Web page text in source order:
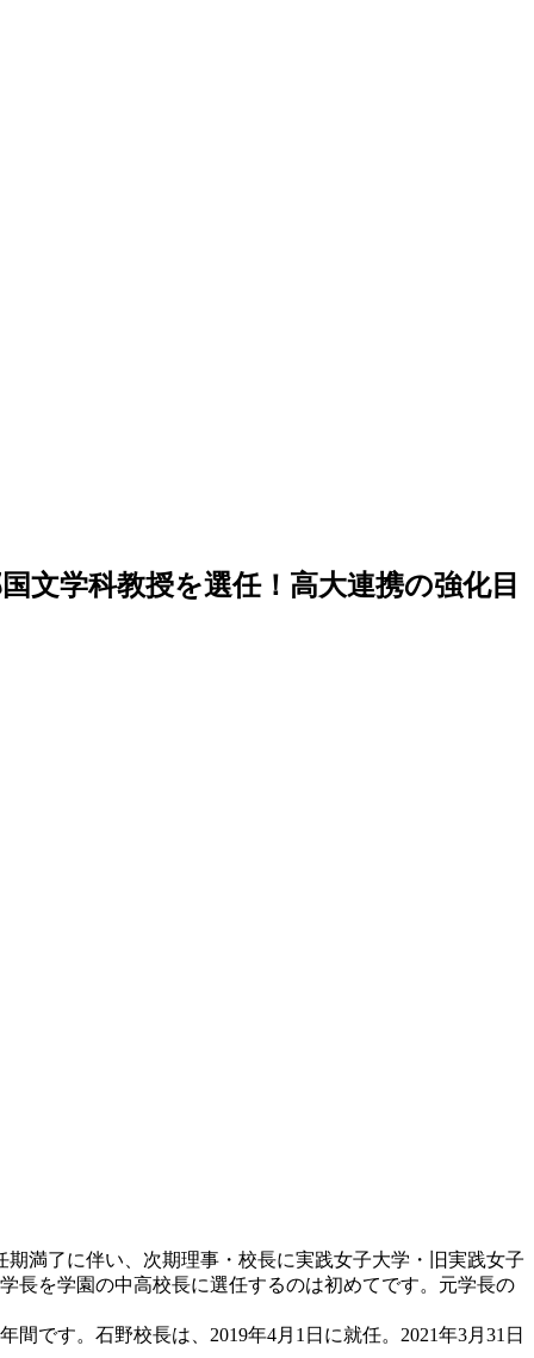
文学科教授を選任！高大連携の強化目
満了に伴い、次期理事・校長に実践女子大学・旧実践女子
長を学園の中高校長に選任するのは初めてです。元学長の
です。石野校長は、2019年4月1日に就任。2021年3月31日